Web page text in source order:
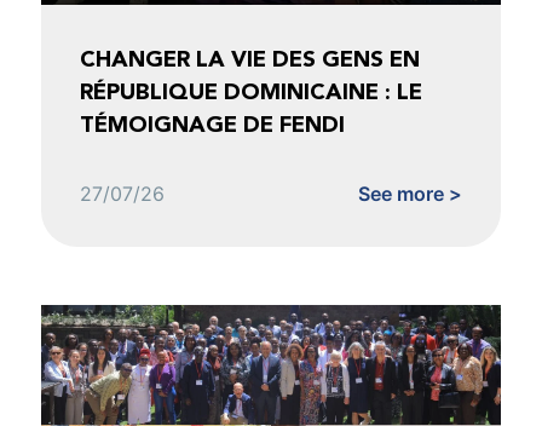
CHANGER LA VIE DES GENS EN
RÉPUBLIQUE DOMINICAINE : LE
TÉMOIGNAGE DE FENDI
27/07/26 See more >